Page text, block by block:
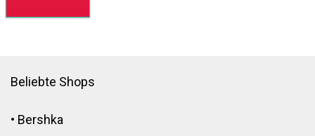
Beliebte Shops
• Bershka